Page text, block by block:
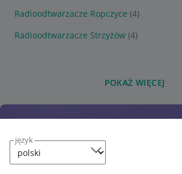
język
Radioodtwarzacze Ropczyce (4)
Radioodtwarzacze Strzyżów (4)
POKAŻ WIĘCEJ